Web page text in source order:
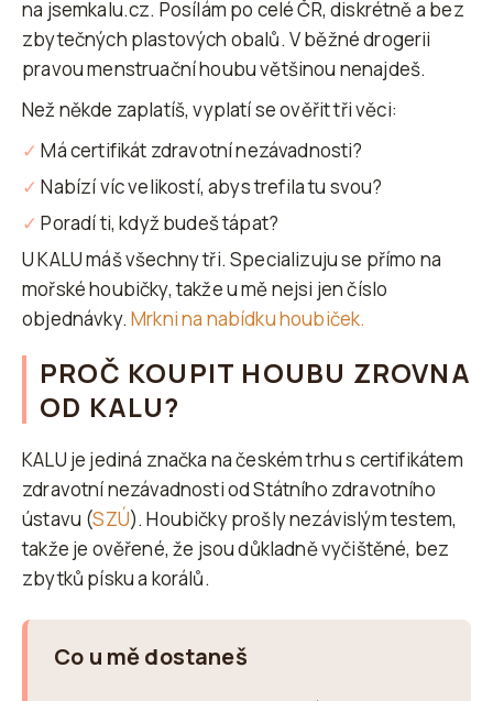
na jsemkalu.cz. Posílám po celé ČR, diskrétně a bez
zbytečných plastových obalů. V běžné drogerii
pravou menstruační houbu většinou nenajdeš.
Než někde zaplatíš, vyplatí se ověřit tři věci:
✓ Má certifikát zdravotní nezávadnosti?
✓ Nabízí víc velikostí, abys trefila tu svou?
✓ Poradí ti, když budeš tápat?
U KALU máš všechny tři. Specializuju se přímo na
mořské houbičky, takže u mě nejsi jen číslo
objednávky.Mrkni na nabídku houbiček.
PROČ KOUPIT HOUBU ZROVNA
OD KALU?
KALU je jediná značka na českém trhu s certifikátem
zdravotní nezávadnosti od Státního zdravotního
ústavu (SZÚ). Houbičky prošly nezávislým testem,
takže je ověřené, že jsou důkladně vyčištěné, bez
zbytků písku a korálů.
Co u mě dostaneš